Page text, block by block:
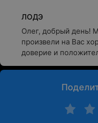
ЛОДЭ
Олег, добрый день!
произвели на Вас
доверие и